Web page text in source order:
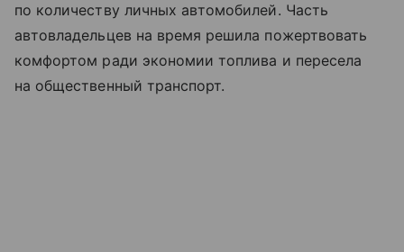
по количеству личных автомобилей. Часть
автовладельцев на время решила пожертвовать
комфортом ради экономии топлива и пересела
на общественный транспорт.